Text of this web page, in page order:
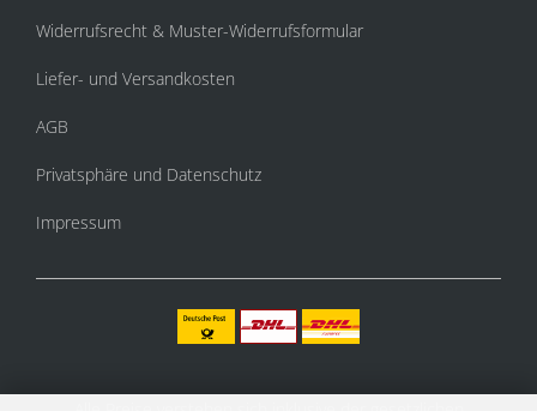
Widerrufsrecht & Muster-Widerrufsformular
Liefer- und Versandkosten
AGB
Privatsphäre und Datenschutz
Impressum